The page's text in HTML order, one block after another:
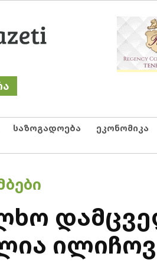
Netgazeti
საზოგადოება ეკონომიკა